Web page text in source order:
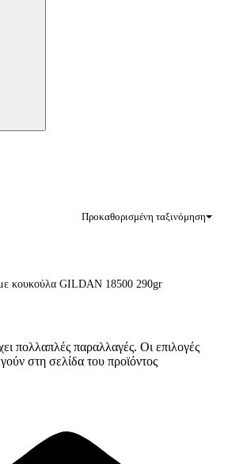
Προκαθορισμένη ταξινόμηση
πολλαπλές παραλλαγές. Οι επιλογές
στη σελίδα του προϊόντος
κουκούλα GILDAN 18500 290gr